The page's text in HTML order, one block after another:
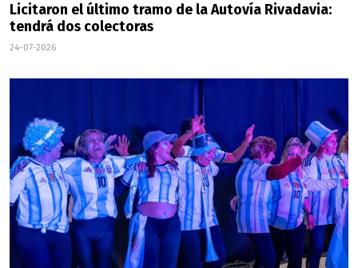
Licitaron el último tramo de la Autovía Rivadavia:
tendrá dos colectoras
24-07-2026